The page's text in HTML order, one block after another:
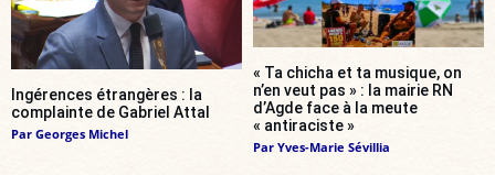
Ingérences étrangères : la
complainte de Gabriel Attal
Par Georges Michel
« Ta chicha et ta musique, on
n’en veut pas » : la mairie RN
d’Agde face à la meute
« antiraciste »
Par Yves-Marie Sévillia